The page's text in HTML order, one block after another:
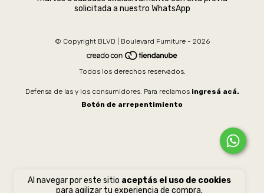
Al navegar por este sitio aceptás el uso de cookies
para agilizar tu experiencia de compra.
solicitada a nuestro WhatsApp
© Copyright BLVD | Boulevard Furniture - 2026
Todos los derechos reservados.
Defensa de las y los consumidores. Para reclamos ingresá acá.
Botón de arrepentimiento